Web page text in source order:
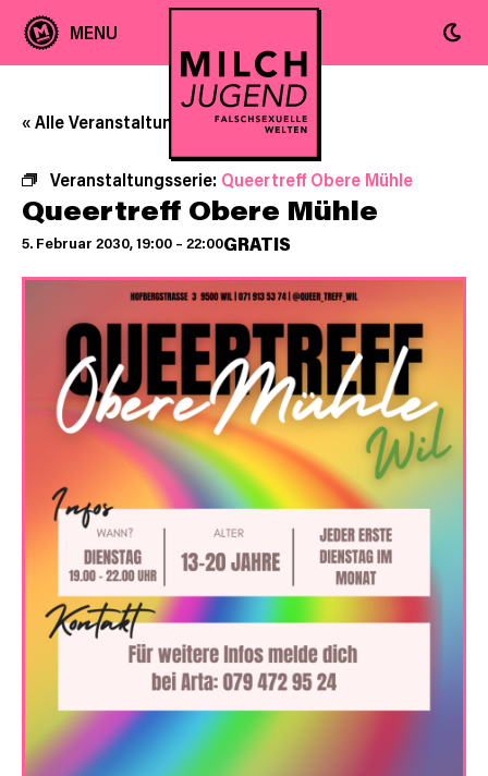
« Alle Veranstaltungen
Veranstaltungsserie: Queertreff Obere Mühle
Queertreff Obere Mühle
5. Februar 2030, 19:00 – 22:00GRATIS